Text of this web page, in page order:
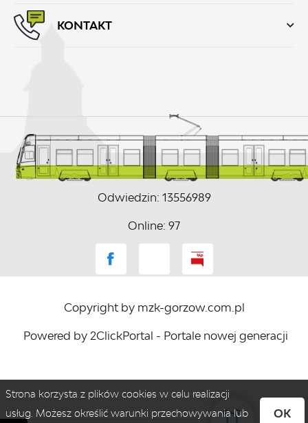
KONTAKT
Odwiedzin: 13556989
Online: 97
Copyright by mzk-gorzow.com.pl
Powered by 2ClickPortal - Portale nowej generacji
Strona korzysta z plików cookies w celu realizacji
usług. Możesz określić warunki przechowywania lub
OK